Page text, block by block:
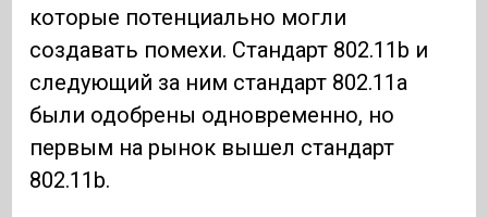
которые потенциально могли
создавать помехи. Стандарт 802.11b и
следующий за ним стандарт 802.11a
были одобрены одновременно, но
первым на рынок вышел стандарт
802.11b.